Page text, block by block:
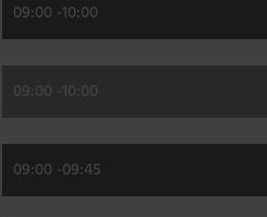
09:00 -10:00
09:00 - 10:00
09:00 -09:45